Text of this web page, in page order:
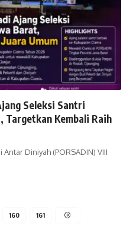
Seleksi Santri
Targetkan Kembali Raih
Diniyah (PORSADIN) VIII
160 161